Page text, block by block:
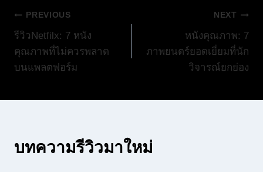
แนะแนว
เรื่อง
PREVIOUS
รีวิวNetfilx: 7 หนัง
คุณภาพที่ไม่ควรพลาด
บนแพลตฟอร์ม
NEXT
หนังคุณภาพ: 7
ภาพยนตร์ยอดเยี่ยมที่นัก
วิจารณ์ยกย่อง
บทความรีวิวมาใหม่